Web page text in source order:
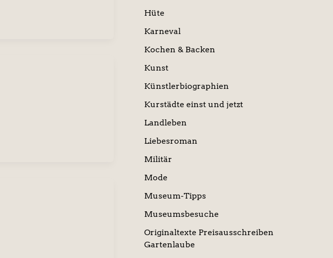
Hüte
Karneval
Kochen & Backen
Kunst
Künstlerbiographien
Kurstädte einst und jetzt
Landleben
Liebesroman
Militär
Mode
Museum-Tipps
Museumsbesuche
Originaltexte Preisausschreiben
Gartenlaube